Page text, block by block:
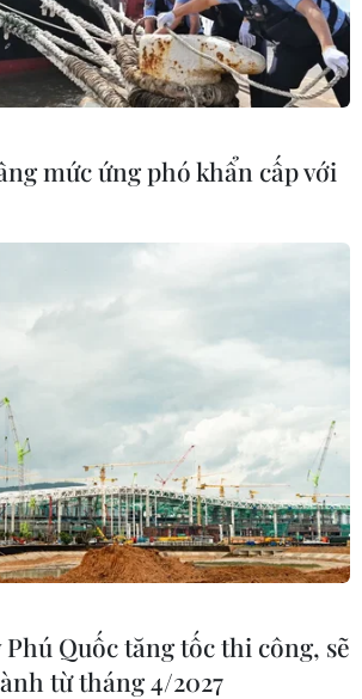
mức ứng phó khẩn cấp với
Phú Quốc tăng tốc thi công, sẽ
từ tháng 4/2027